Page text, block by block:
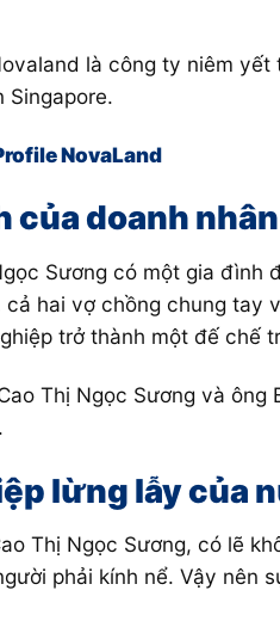
là công ty niêm
Singapore.
NovaLand
của doanh
Sương có một gia đình
cả hai vợ chồng chung tay
trở thành một đế chế
Thị Ngọc Sương và ông
lừng lẫy của
Thị Ngọc Sương, có lẽ
phải kính nể. Vậy nên